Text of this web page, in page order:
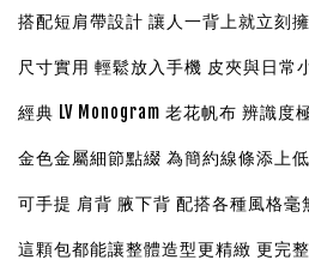
搭配短肩帶設計 讓人一背上就立刻
尺寸實用 輕鬆放入手機 皮夾與日常
經典 LV Monogram 老花帆布 辨識度
金色金屬細節點綴 為簡約線條添上
可手提 肩背 腋下背 配搭各種風格毫
這顆包都能讓整體造型更精緻 更完整